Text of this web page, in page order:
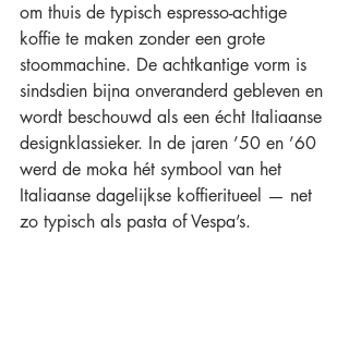
om thuis de typisch espresso-achtige
koffie te maken zonder een grote
stoommachine. De achtkantige vorm is
sindsdien bijna onveranderd gebleven en
wordt beschouwd als een écht Italiaanse
designklassieker. In de jaren ’50 en ’60
werd de moka hét symbool van het
Italiaanse dagelijkse koffieritueel — net
zo typisch als pasta of Vespa’s.